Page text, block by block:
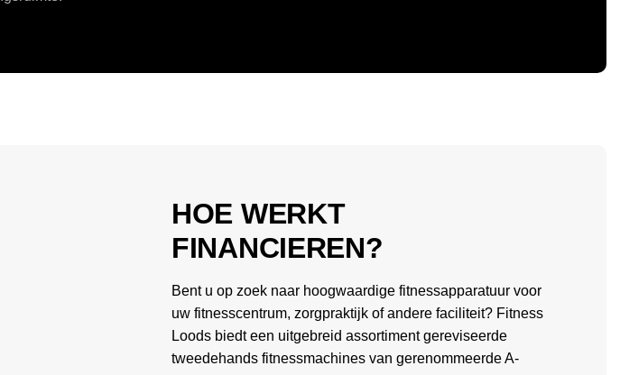
HOE WERKT
FINANCIEREN?
Bent u op zoek naar hoogwaardige fitnessapparatuur voor
uw fitnesscentrum, zorgpraktijk of andere faciliteit? Fitness
Loods biedt een uitgebreid assortiment gereviseerde
tweedehands fitnessmachines van gerenommeerde A-